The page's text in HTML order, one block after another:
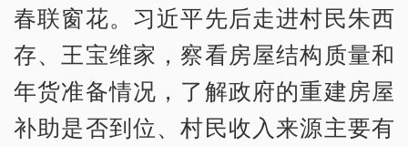
春联窗花。习近平先后走进村民朱西
存、王宝维家，察看房屋结构质量和
年货准备情况，了解政府的重建房屋
补助是否到位、村民收入来源主要有